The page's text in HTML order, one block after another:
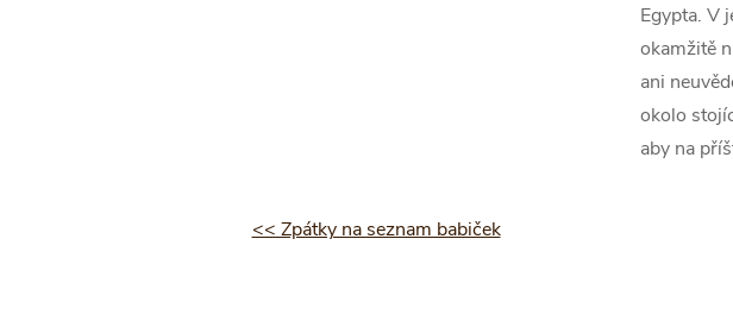
Egypta. V
okamžitě
ani
okolo
aby na
<< Zpátky na seznam babiček